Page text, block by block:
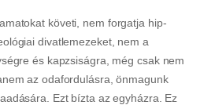
követi, nem forgatja hip-
divatlemezeket, nem a
és kapzsiságra, még csak nem
az odafordulásra, önmagunk
Ezt bízta az egyházra. Ez